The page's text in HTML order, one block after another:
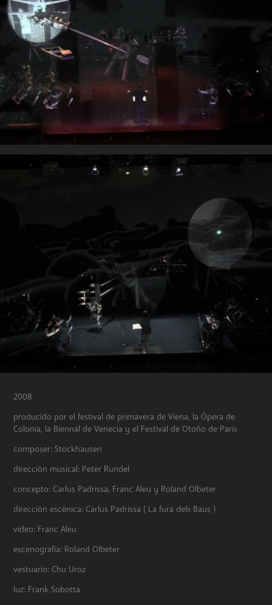
2008
producido por el festival de primavera de Viena, la Ópera de
Colonia, la Biennal de Venecia y el Festival de Otoño de Paris
composer: Stockhausen
dirección musical: Peter Rundel
concepto: Carlus Padrissa, Franc Aleu y Roland Olbeter
dirección escénica: Carlus Padrissa ( La fura dels Baus )
video: Franc Aleu
escenografía: Roland Olbeter
vestuario: Chu Uroz
luz: Frank Sobotta